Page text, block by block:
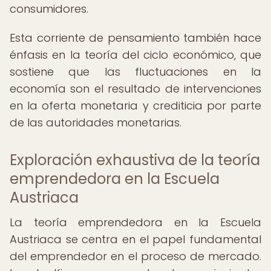
consumidores.
Esta corriente de pensamiento también hace
énfasis en la teoría del ciclo económico, que
sostiene que las fluctuaciones en la
economía son el resultado de intervenciones
en la oferta monetaria y crediticia por parte
de las autoridades monetarias.
Exploración exhaustiva de la teoría
emprendedora en la Escuela
Austriaca
La teoría emprendedora en la Escuela
Austriaca se centra en el papel fundamental
del emprendedor en el proceso de mercado.